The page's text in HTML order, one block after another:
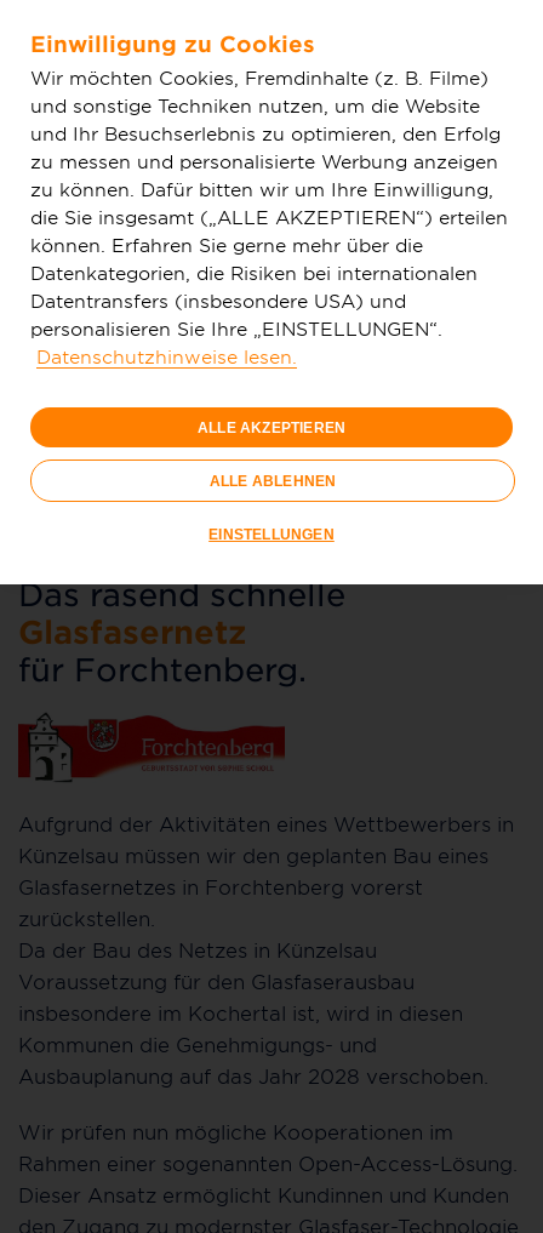
Zum Hauptinhalt springen
Glasfaser & Ausbau Ausbaugebiete
Württemberg
Forchtenberg
Glasfaserausbau in
Forchtenberg
Das rasend schnelle
Glasfasernetz
für Forchtenberg.
Aufgrund der Aktivitäten eines Wettbewerbers in
Künzelsau müssen wir den geplanten Bau eines
Glasfasernetzes in Forchtenberg vorerst
zurückstellen.
Da der Bau des Netzes in Künzelsau
Voraussetzung für den Glasfaserausbau
insbesondere im Kochertal ist, wird in diesen
Kommunen die Genehmigungs- und
Ausbauplanung auf das Jahr 2028 verschoben.
Wir prüfen nun mögliche Kooperationen im
Rahmen einer sogenannten Open-Access-Lösung.
Dieser Ansatz ermöglicht Kundinnen und Kunden
den Zugang zu modernster Glasfaser-Technologie
Einwilligung zu Cookies
Wir möchten Cookies, Fremdinhalte (z. B. Filme)
und sonstige Techniken nutzen, um die Website
und Ihr Besuchserlebnis zu optimieren, den Erfolg
zu messen und personalisierte Werbung anzeigen
zu können. Dafür bitten wir um Ihre Einwilligung,
die Sie insgesamt („ALLE AKZEPTIEREN“) erteilen
können. Erfahren Sie gerne mehr über die
Datenkategorien, die Risiken bei internationalen
Datentransfers (insbesondere USA) und
personalisieren Sie Ihre „EINSTELLUNGEN“.
Datenschutzhinweise lesen.
ALLE AKZEPTIEREN
ALLE ABLEHNEN
EINSTELLUNGEN